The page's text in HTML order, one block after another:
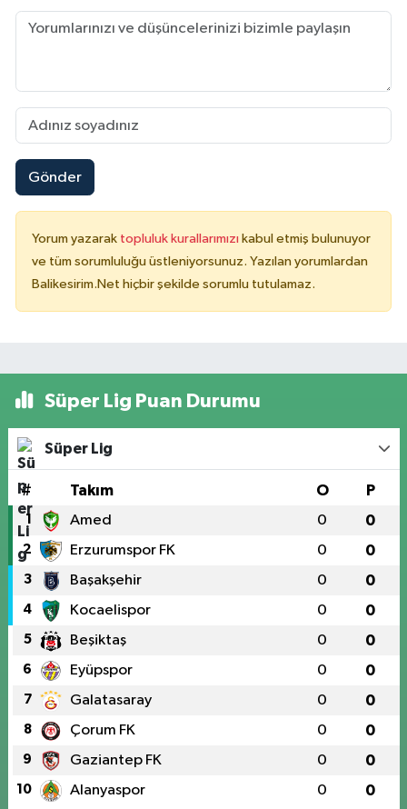
Gönder
Yorum yazarak topluluk kurallarımızı kabul etmiş bulunuyor
ve tüm sorumluluğu üstleniyorsunuz. Yazılan yorumlardan
Balikesirim.Net hiçbir şekilde sorumlu tutulamaz.
Süper Lig Puan Durumu
Süper Lig
# Takım O P
1 Amed 0 0
2 Erzurumspor FK 0 0
3 Başakşehir 0 0
4 Kocaelispor 0 0
5 Beşiktaş 0 0
6 Eyüpspor 0 0
7 Galatasaray 0 0
8 Çorum FK 0 0
9 Gaziantep FK 0 0
10 Alanyaspor 0 0